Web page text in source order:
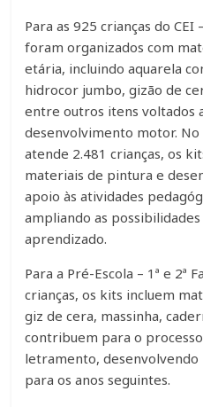
Para as 925 crianças do
foram organizados com
etária, incluindo aquarela
hidrocor jumbo, gizão de
entre outros itens voltados
desenvolvimento motor. No
atende 2.481 crianças, os
materiais de pintura e
apoio às atividades
ampliando as
aprendizado.
Para a Pré-Escola – 1ª e 2ª
crianças, os kits incluem
giz de cera, massinha,
contribuem para o
letramento, desenvolvendo
para os anos seguintes.